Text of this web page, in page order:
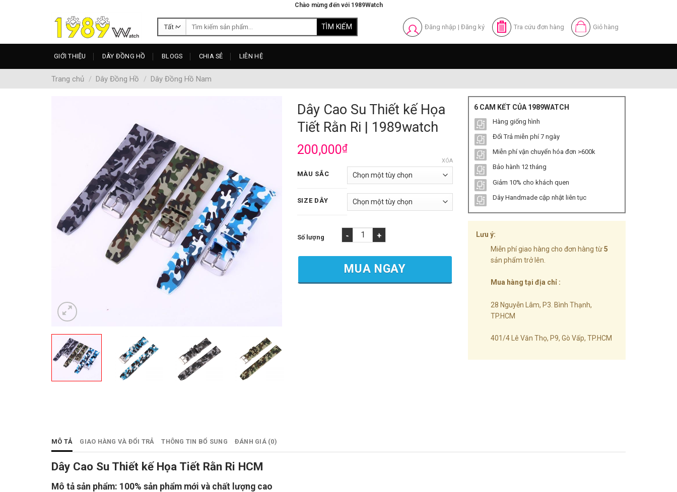
Chào mừng đến với 1989Watch
Tìm
Đăng nhập | Đăng ký Tra cứu đơn hàng Giỏ hàng
GIỚI THIỆU DÂY ĐỒNG HỒ BLOGS CHIA SẺ LIÊN HỆ
Trang chủ / Dây Đồng Hồ / Dây Đồng Hồ Nam
Dây Cao Su Thiết kế Họa
Tiết Rằn Ri | 1989watch
200,000₫
MÀU SẮC
SIZE DÂY
XÓA
Dây Cao Su Thiết kế Họa Tiết Rằn Ri | 1989watch số lượng
MUA NGAY
6 CAM KẾT CỦA 1989WATCH
Hàng giống hình
Đổi Trả miễn phí 7 ngày
Miễn phí vận chuyển hóa đơn >600k
Bảo hành 12 tháng
Giảm 10% cho khách quen
Dây Handmade cập nhật liên tục
Lưu ý:
Miễn phí giao hàng cho đơn hàng từ5
sản phẩm trở lên.
Mua hàng tại địa chỉ :
28 Nguyễn Lâm, P3. Bình Thạnh,
TP.HCM
401/4 Lê Văn Thọ, P9, Gò Vấp, TP.HCM
MÔ TẢ GIAO HÀNG VÀ ĐỔI TRẢ THÔNG TIN BỔ SUNG ĐÁNH GIÁ (0)
Dây Cao Su Thiết kế Họa Tiết Rằn Ri HCM
Mô tả sản phẩm: 100% sản phẩm mới và chất lượng cao